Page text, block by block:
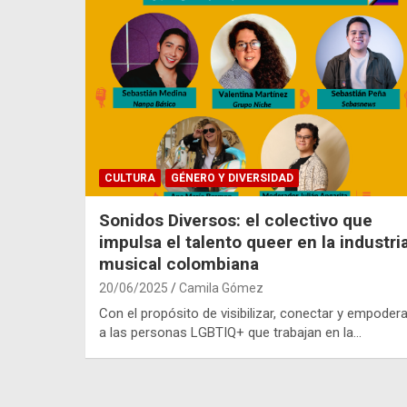
CULTURA GÉNERO Y DIVERSIDAD
Sonidos Diversos: el colectivo que
impulsa el talento queer en la
musical colombiana
20/06/2025 Camila Gómez
Con el propósito de visibilizar, conectar y
a las personas LGBTIQ+ que trabajan en la…